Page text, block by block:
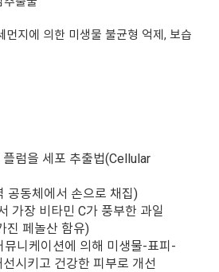
먼지에 의한 미생물 불균형 억제, 보습
럼을 세포 추출법(Cellular
공동체에서 손으로 채집)
가장 비타민 C가 풍부한 과일
진 페놀산 함유)
니케이션에 의해 미생물-표피-
시키고 건강한 피부로 개선